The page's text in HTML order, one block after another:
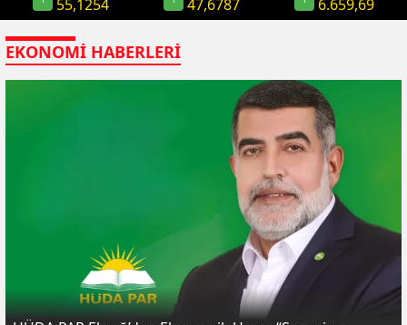
55,1254
47,6787
6.659,69
EKONOMİ HABERLERI